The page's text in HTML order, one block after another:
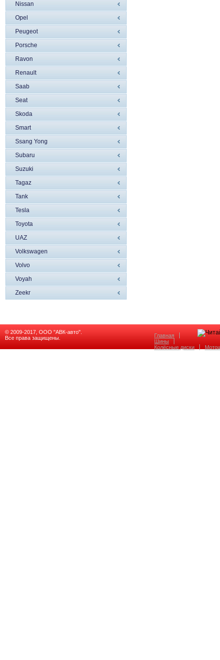
Nissan
Opel
Peugeot
Porsche
Ravon
Renault
Saab
Seat
Skoda
Smart
Ssang Yong
Subaru
Suzuki
Tagaz
Tank
Tesla
Toyota
UAZ
Volkswagen
Volvo
Voyah
Zeekr
© 2009-2017, ООО "АВК-авто".
Все права защищены.
Главная
Шины
Колёсные диски